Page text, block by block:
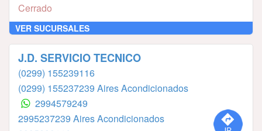
Cerrado
VER SUCURSALES
J.D. SERVICIO TECNICO
(0299) 155239116
(0299) 155237239 Aires Acondicionados
2994579249
2995237239 Aires Acondicionados